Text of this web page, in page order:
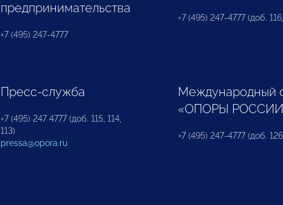
предпринимательства
+7 (495) 247-4777
+7 (495) 247-4777 (доб.
Пресс-служба
+7 (495) 247 4777 (доб. 115, 114,
113)
pressa@opora.ru
Международный
«ОПОРЫ
+7 (495) 247-4777 (доб.